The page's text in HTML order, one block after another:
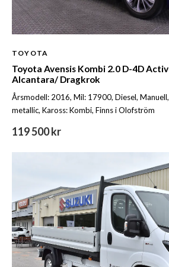
TOYOTA
Toyota Avensis Kombi 2.0 D-4D
Alcantara/ Dragkrok
Årsmodell: 2016, Mil: 17900, Diesel,
metallic, Kaross: Kombi, Finns i Olofström
119 500 kr